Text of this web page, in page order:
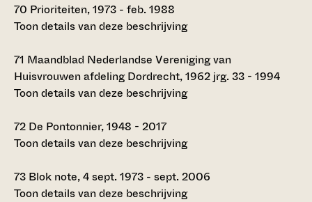
70 Prioriteiten, 1973 - feb. 1988
Toon details van deze beschrijving
71 Maandblad Nederlandse Vereniging van
Huisvrouwen afdeling Dordrecht, 1962 jrg. 33 - 1994
Toon details van deze beschrijving
72 De Pontonnier, 1948 - 2017
Toon details van deze beschrijving
73 Blok note, 4 sept. 1973 - sept. 2006
Toon details van deze beschrijving